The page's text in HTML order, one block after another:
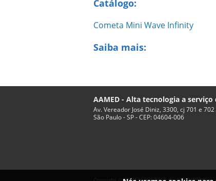
Catálogo:
Cometa Mini Wave Infinity
Saiba mais:
AAMED - Alta tecnologia a serviço
Av. Vereador José Diniz, 3300, cj 701 e
São Paulo - SP - CEP: 04604-006
Copyright © AAMED. (Lei 9610 de 19/02/1998)